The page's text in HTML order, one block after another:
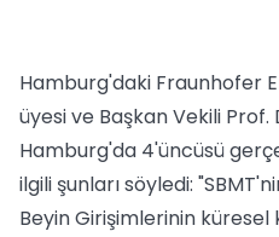
Hamburg'daki Fraunhofer
üyesi ve Başkan Vekili
Hamburg'da 4'üncüsü
ilgili şunları söyledi:
Beyin Girişimlerinin küresel